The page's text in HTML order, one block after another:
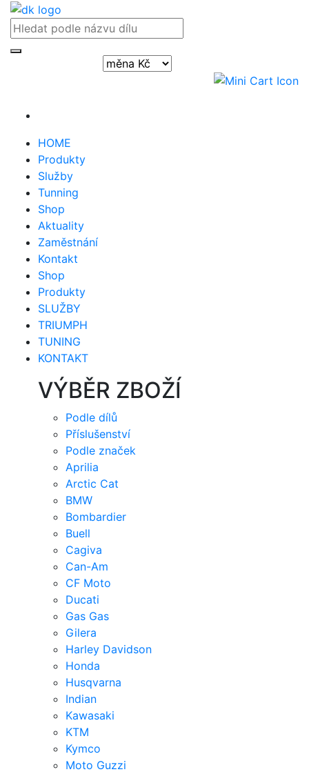
HOME
Produkty
Služby
Tunning
Shop
Aktuality
Zaměstnání
Kontakt
Shop
Produkty
SLUŽBY
TRIUMPH
TUNING
KONTAKT
VÝBĚR ZBOŽÍ
Podle dílů
Příslušenství
Podle značek
Aprilia
Arctic Cat
BMW
Bombardier
Buell
Cagiva
Can-Am
CF Moto
Ducati
Gas Gas
Gilera
Harley Davidson
Honda
Husqvarna
Indian
Kawasaki
KTM
Kymco
Moto Guzzi